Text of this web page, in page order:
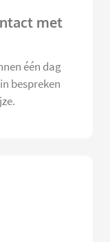
met
één dag
bespreken